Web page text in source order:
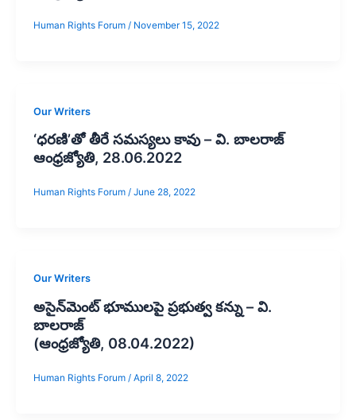
Human Rights Forum / November 15, 2022
Our Writers
‘ధరణి’తో తీరే సమస్యలు కావు – వి. బాలరాజ్‌
ఆంధ్రజ్యోతి, 28.06.2022
Human Rights Forum / June 28, 2022
Our Writers
అసైన్‌మెంట్‌ భూములపై ప్రభుత్వ కన్ను – వి.
బాలరాజ్‌
(ఆంధ్రజ్యోతి, 08.04.2022)
Human Rights Forum / April 8, 2022